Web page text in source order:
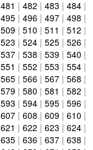
481 | 482 | 483 | 484|
495| 496| 497| 498 |
509| 510 | 511 | 512 |
523 | 524| 525| 526|
537| 538 | 539| 540 |
551 | 552 | 553 | 554|
565| 566| 567| 568 |
579| 580 | 581 | 582 |
593 | 594| 595| 596|
607| 608 | 609| 610 |
621 | 622 | 623 | 624|
635| 636| 637| 638 |